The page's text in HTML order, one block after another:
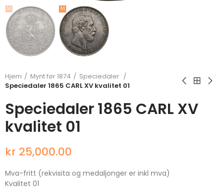
Hjem Mynt før 1874
Speciedaler
Speciedaler 1865 CARL XV kvalitet 01
Speciedaler 1865 CARL XV
kvalitet 01
kr 25,000.00
Mva-fritt (rekvisita og medaljonger er inkl mva)
Kvalitet 01